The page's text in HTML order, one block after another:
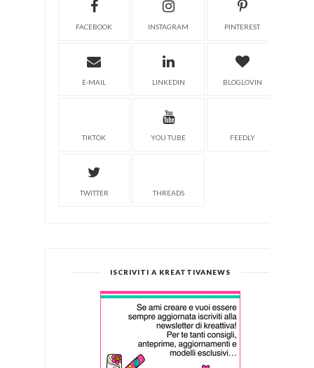
FACEBOOK INSTAGRAM PINTEREST
E-MAIL LINKEDIN BLOGLOVIN
TIKTOK YOU TUBE FEEDLY
TWITTER THREADS
ISCRIVITI A KREATTIVANEWS